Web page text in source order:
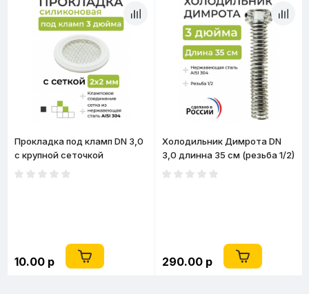
Прокладка под кламп DN 3,0
с крупной сеточкой
10.00 р
Холодильник Димрота DN
3,0 длинна 35 см (резьба 1/2)
290.00 р